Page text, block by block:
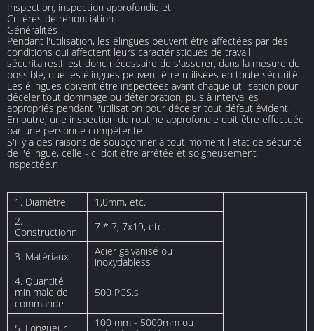
Inspection, inspection approfondie et
Critères de renonciation
Généralités
Pendant l'utilisation, les élingues peuvent être affectées par des
conditions qui affectent leurs caractéristiques de travail
sécuritaires.Il est donc nécessaire de s'assurer, dans la mesure du
possible, que les élingues peuvent être utilisées en toute sécurité.
Les élingues doivent être inspectées avant chaque utilisation pour
déceler tout dommage ou détérioration, puis à intervalles
appropriés pendant l'utilisation pour déceler tout défaut évident.
En outre, une inspection de routine approfondie doit être effectuée
par une personne compétente.
S'il y a des raisons de soupçonner à tout moment l'état de sécurité
de l'élingue, celle - ci doit être arrêtée et soigneusement
inspectée.n
1. Diamètre
1,0mm, etc.
2.
Constructionn
7 * 7, 7x19, etc.
3. Matériaux
Acier galvanisé ou
inoxydabless
4. Quantité
minimale de
commande
500 PCS.s
5. Longueur
100 mm - 5000mm ou